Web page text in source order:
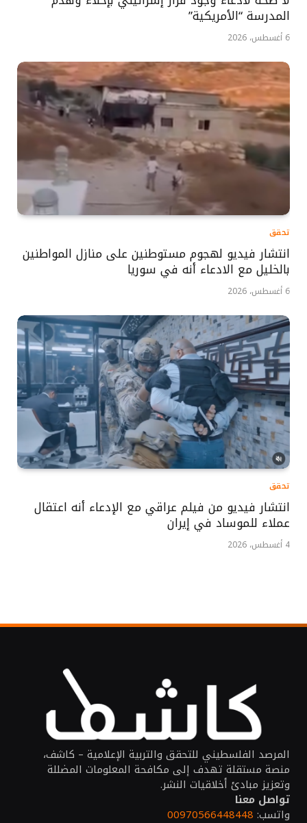
المدرسة “الأمريكية”
6 أغسطس، 2026
تحقق
انتشار فيديو لهجوم مستوطنين على منازل المواطنين
بالخليل مع الادعاء أنه في سوريا
6 أغسطس، 2026
تحقق
انتشار فيديو من فيلم عراقي مع الإدعاء أنه اعتقال
عملاء للموساد في إيران
4 أغسطس، 2026
المرصد الفلسطيني للتحقق والتربية الإعلامية – كاشف،
منصة مستقلة تهدف إلى مكافحة المعلومات المضللة
وتعزيز مبادئ أخلاقيات النشر.
تواصل معنا
واتسب: 00970566448448